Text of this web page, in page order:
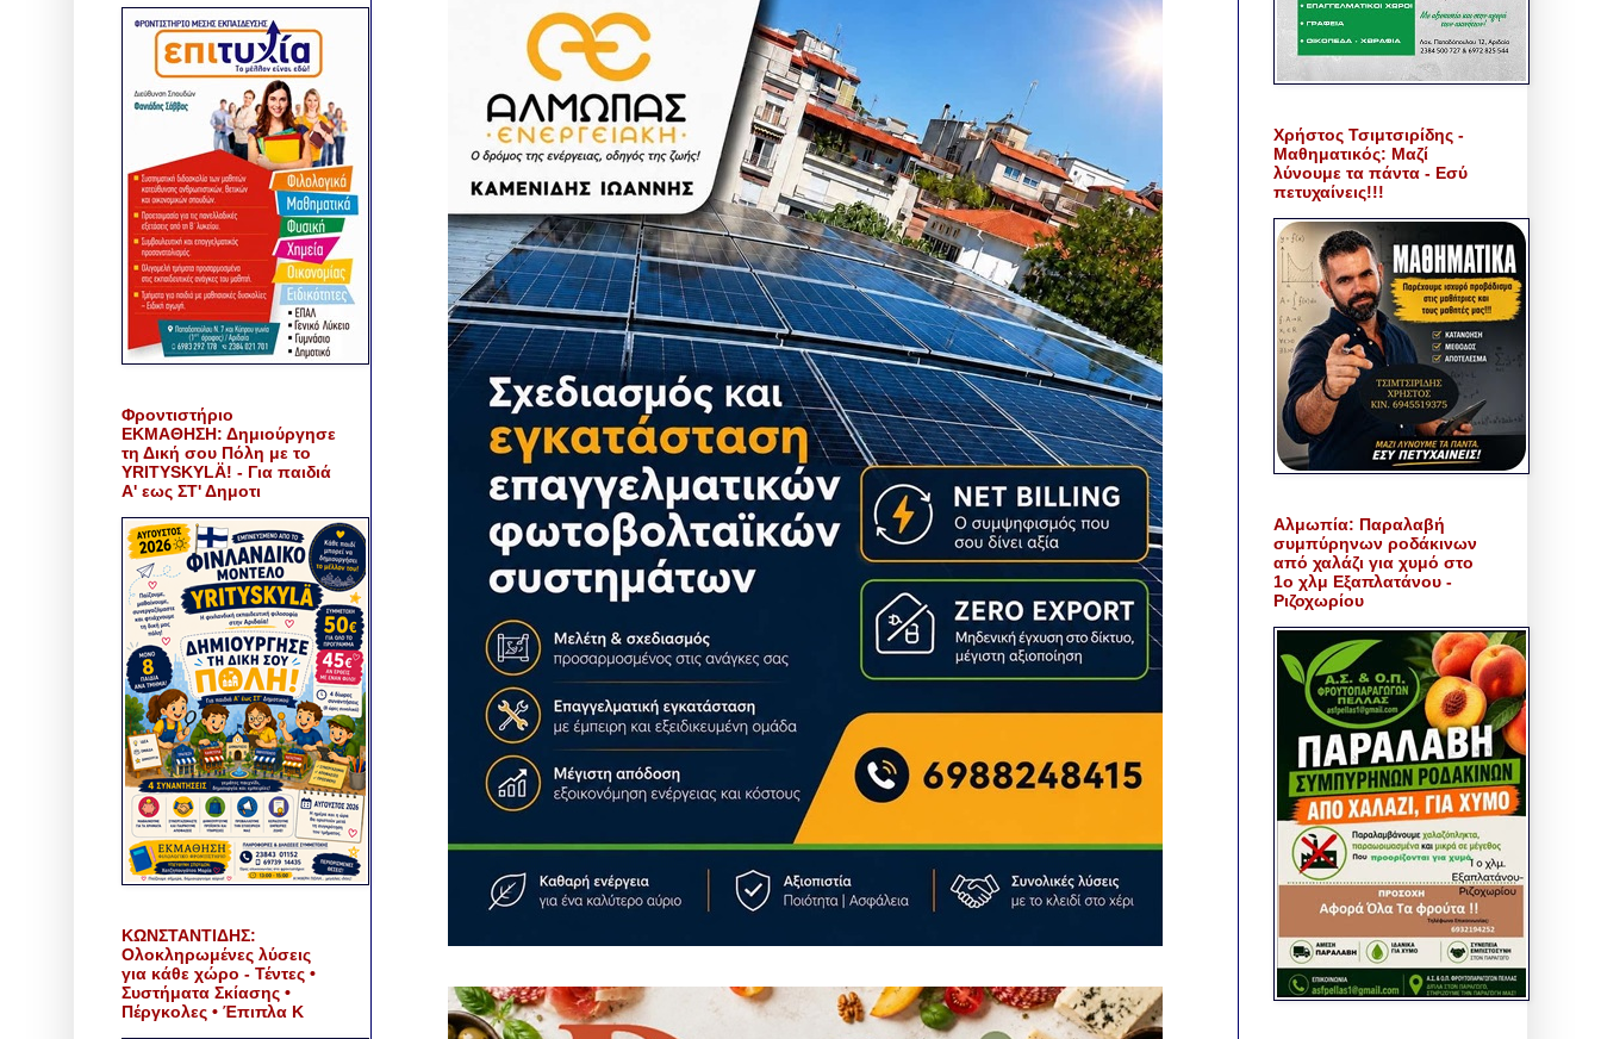
Φροντιστήριο
ΕΚΜΑΘΗΣΗ: Δημιούργησε
τη Δική σου Πόλη με το
YRITYSKYLÄ! - Για παιδιά
Α' εως ΣΤ' Δημοτι
ΚΩΝΣΤΑΝΤΙΔΗΣ:
Ολοκληρωμένες λύσεις
για κάθε χώρο - Τέντες •
Συστήματα Σκίασης •
Πέργκολες • Έπιπλα Κ
Χρήστος Τσιμτσιρίδης -
Μαθηματικός: Μαζί
λύνουμε τα πάντα - Εσύ
πετυχαίνεις!!!
Αλμωπία: Παραλαβή
συμπύρηνων ροδάκινων
από χαλάζι για χυμό στο
1ο χλμ Εξαπλατάνου -
Ριζοχωρίου